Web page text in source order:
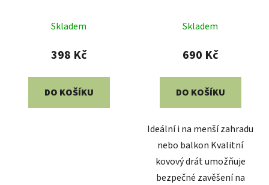
hodnocení
produktu
5,0
z
Skladem
398 Kč
DO KOŠÍKU
Skladem
690 Kč
DO KOŠÍKU
Ideální i na menší zahradu
nebo balkon Kvalitní
kovový drát umožňuje
bezpečné zavěšení na